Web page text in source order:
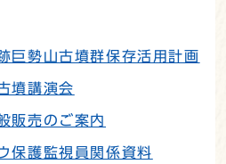
巨勢山古墳群保存活用計画
墳講演会
販売のご案内
保護監視員関係資料